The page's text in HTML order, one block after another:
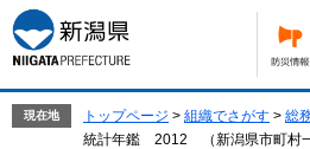
ー
ジ
の
ニ
ュ
ー
現在地 トップページ > 組織でさがす > 総
統計年鑑 2012 （新潟県市町村一